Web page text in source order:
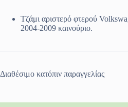
Τζάμι αριστερό φτερού
2004-2009 καινούριο.
Διαθέσιμο κατόπιν παραγγελίας